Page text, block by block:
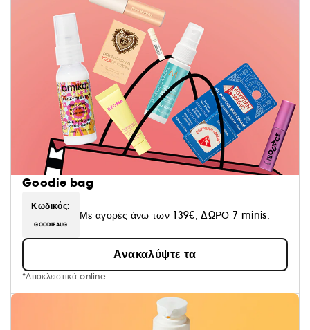
Goodie bag
Κωδικός:
GOODIEAUG
Με αγορές άνω των 139€, ΔΩΡΟ 7 minis.
Ανακαλύψτε τα
*Αποκλειστικά online.